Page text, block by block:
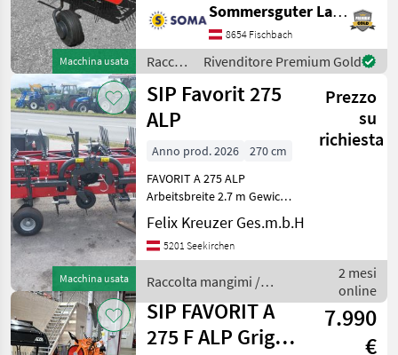
Macchina usata
Riemen mit sieben
Verstärkungsbändern,
Bodenanpassung mit
einstellbaren Federn,
Transportsic
Sommersguter Landmaschinen GmbH
8654 Fischbach
Raccolta
mangimi
/ SIP
Rivenditore Premium Gold
Macchina usata
SIP Favorit 275
ALP
Prezzo
su
richiesta
Anno prod. 2026
270 cm
FAVORIT A 275 ALP
Arbeitsbreite 2.7 m Gewicht
353 kg Leistungsbedarf
15/20 Leistung 2.7 ha/h
Transportbreite 3.15 m
Felix Kreuzer Ges.m.b.H
5201 Seekirchen
Raccolta mangimi /
SIP
2 mesi
online
SIP FAVORIT A
275 F ALP Griglia
7.990
€